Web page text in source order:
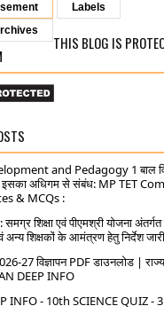
Labels
THIS BLOG IS
and Pedagogy 1 बाल
इसका अधिगम से संबंध: MP TET
& MCQs :
शिक्षा एवं पीएमश्री योजना
अन्य शिक्षकों के आमंत्रण हेतु निर्देश जारी
27 विज्ञापन PDF डाउनलोड | राज्य
DEEP INFO
INFO - 10th SCIENCE QUIZ - 3